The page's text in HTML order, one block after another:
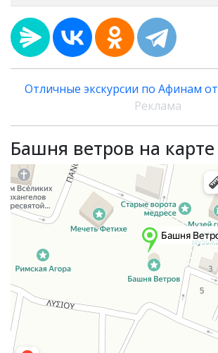
Отличные экскурсии по Афинам от
Реклама
Башня ветров на карте